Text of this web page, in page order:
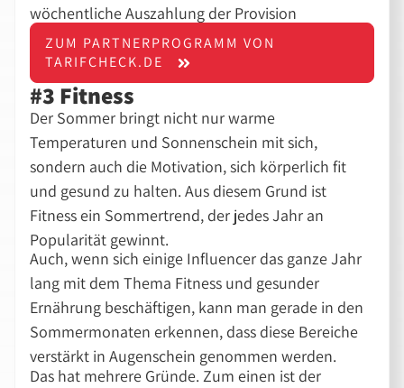
wöchentliche Auszahlung der Provision
ZUM PARTNERPROGRAMM VON
TARIFCHECK.DE
#3 Fitness
Der Sommer bringt nicht nur warme
Temperaturen und Sonnenschein mit sich,
sondern auch die Motivation, sich körperlich fit
und gesund zu halten. Aus diesem Grund ist
Fitness ein Sommertrend, der jedes Jahr an
Popularität gewinnt.
Auch, wenn sich einige Influencer das ganze Jahr
lang mit dem Thema Fitness und gesunder
Ernährung beschäftigen, kann man gerade in den
Sommermonaten erkennen, dass diese Bereiche
verstärkt in Augenschein genommen werden.
Das hat mehrere Gründe. Zum einen ist der